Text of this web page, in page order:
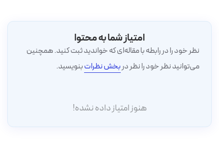
امتیاز شما به محتوا
نظر خود را در رابطه با مقاله‌ای که خواندید ثبت کنید. همچنین
می‌توانید نظر خود را نظر دربخش نظراتبنویسید.
هنوز امتیاز داده نشده!